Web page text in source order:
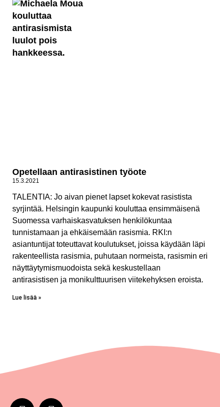
Opetellaan antirasistinen työote
15.3.2021
TALENTIA: Jo aivan pienet lapset kokevat rasistista
syrjintää. Helsingin kaupunki kouluttaa ensimmäisenä
Suomessa varhaiskasvatuksen henkilökuntaa
tunnistamaan ja ehkäisemään rasismia. RKI:n
asiantuntijat toteuttavat koulutukset, joissa käydään läpi
rakenteellista rasismia, puhutaan normeista, rasismin eri
näyttäytymismuodoista sekä keskustellaan
antirasistisen ja monikulttuurisen viitekehyksen eroista.
Lue lisää »